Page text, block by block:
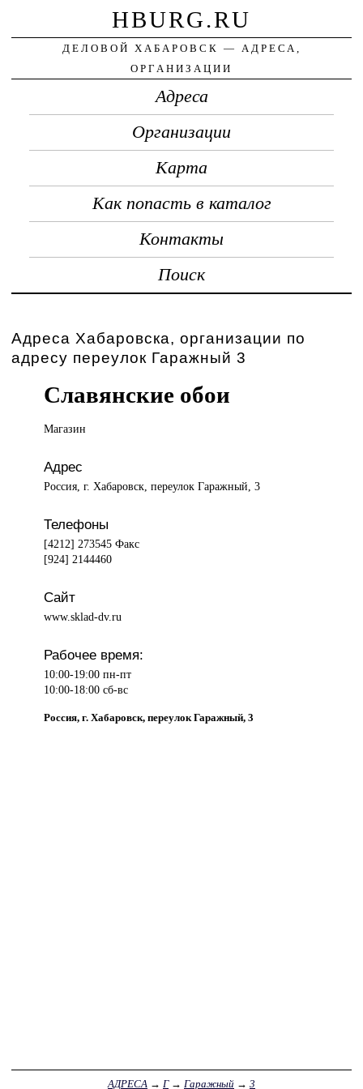
HBURG.RU
ДЕЛОВОЙ ХАБАРОВСК — АДРЕСА,
ОРГАНИЗАЦИИ
Адреса
Организации
Карта
Как попасть в каталог
Контакты
Поиск
Адреса Хабаровска, организации по
адресу переулок Гаражный 3
Славянские обои
Магазин
Адрес
Россия, г. Хабаровск, переулок Гаражный, 3
Телефоны
[4212] 273545 Факс
[924] 2144460
Сайт
www.sklad-dv.ru
Рабочее время:
10:00-19:00 пн-пт
10:00-18:00 сб-вс
Россия, г. Хабаровск, переулок Гаражный, 3
АДРЕСА → Г→ Гаражный → 3